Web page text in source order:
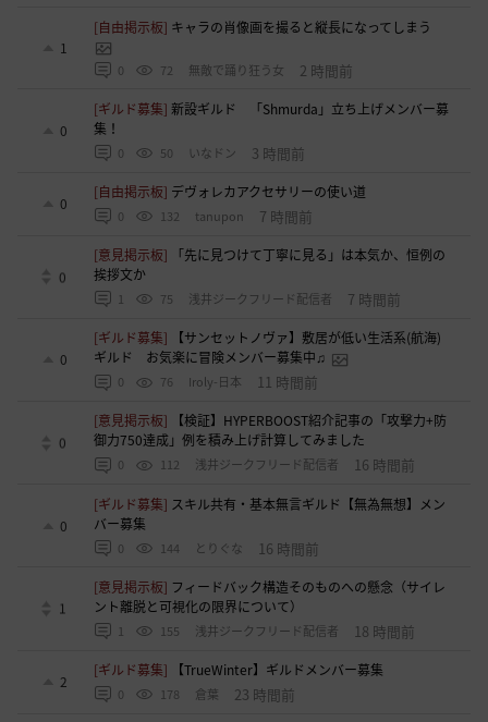
1
[自由掲示板] キャラの肖像画を撮ると縦長になってしまう
0 72 無敵で踊り狂う女 2 時間前
0
[ギルド募集]新設ギルド 「Shmurda」立ち上げメンバー募
集！
0 50 いなドン 3 時間前
0
[自由掲示板] デヴォレカアクセサリーの使い道
0 132 tanupon 7 時間前
0
[意見掲示板]
「先に見つけて丁寧に見る」は本気か、恒例の
挨拶文か
1 75 浅井ジークフリード配信者 7 時間前
0
[ギルド募集]
【サンセットノヴァ】敷居が低い生活系(航海)
ギルド お気楽に冒険メンバー募集中♫
0 76 Iroly-日本 11 時間前
0
[意見掲示板]
【検証】HYPERBOOST紹介記事の「攻撃力+防
御力750達成」例を積み上げ計算してみました
0 112 浅井ジークフリード配信者 16 時間前
0
[ギルド募集] スキル共有・基本無言ギルド【無為無想】メン
バー募集
0 144 とりぐな 16 時間前
1
[意見掲示板] フィードバック構造そのものへの懸念（サイレ
ント離脱と可視化の限界について）
1 155 浅井ジークフリード配信者 18 時間前
2
[ギルド募集] 【TrueWinter】ギルドメンバー募集
0 178 倉葉 23 時間前